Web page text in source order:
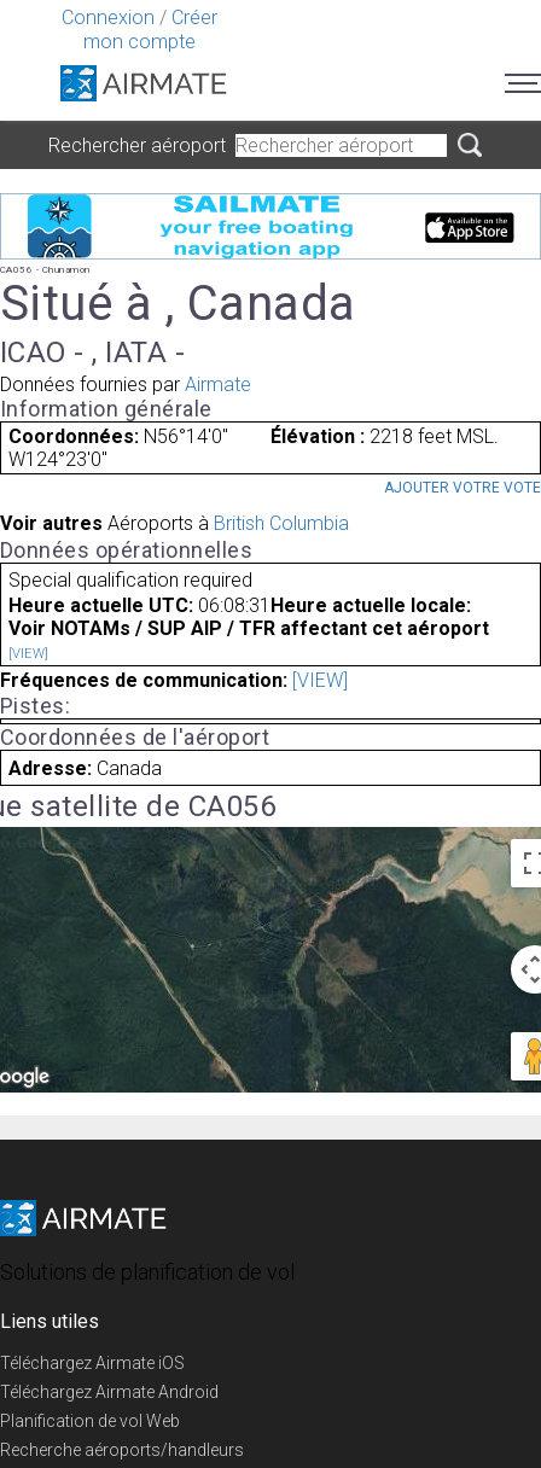
Connexion / Créer
mon compte
Rechercher aéroport
CA056 - Chunamon
Situé à , Canada
ICAO - , IATA -
Données fournies par Airmate
Information générale
Coordonnées: N56°14'0"
W124°23'0"
Élévation : 2218 feet MSL.
AJOUTER VOTRE VOTE
Voir autres Aéroports à British Columbia
Données opérationnelles
Special qualification required
Heure actuelle UTC: 06:08:31 Heure actuelle locale:
Voir NOTAMs / SUP AIP / TFR affectant cet aéroport
[VIEW]
Fréquences de communication: [VIEW]
Pistes:
Coordonnées de l'aéroport
Adresse: Canada
satellite de CA056
Solutions de planification de vol
Liens utiles
Téléchargez Airmate iOS
Téléchargez Airmate Android
Planification de vol Web
Recherche aéroports/handleurs